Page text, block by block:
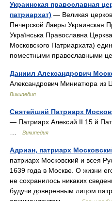
Украинская православная
патриархат) — Великая
Печерской Лавры Украинская
Українська Православна
Московского Патриархата)
поместными православными
Даниил Александрович
Александрович Миниатюра из
Википедия
Святейший Патриарх
— Патриарх Алексий II 15 й
Википедия
Адриан, патриарх
патриарх Московский и всея
1639 года в Москве. О жизни
не сохранилось никаких
будучи доверенным лицом